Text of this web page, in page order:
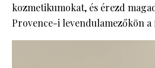
kozmetikumokat, és érezd
Provence-i levendulamezőkön a